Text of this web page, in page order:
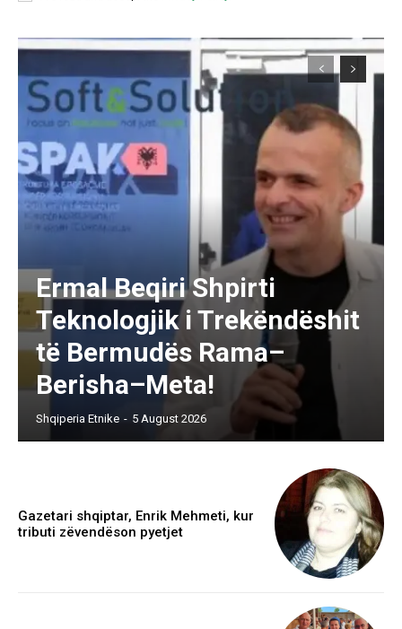
Ermal Beqiri Shpirti
Teknologjik i Trekëndëshit
të Bermudës Rama–
Berisha–Meta!
Shqiperia Etnike - 5 August 2026
Gazetari shqiptar, Enrik Mehmeti, kur
tributi zëvendëson pyetjet